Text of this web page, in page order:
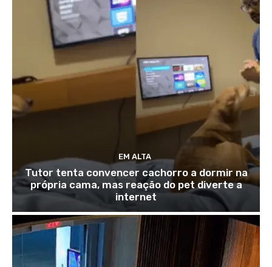
EM ALTA
Tutor tenta convencer cachorro a dormir na
própria cama, mas reação do pet diverte a
internet